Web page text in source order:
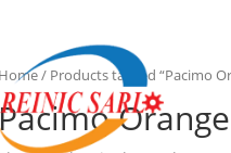
Home/ Products tagged “Pacimo
Orange